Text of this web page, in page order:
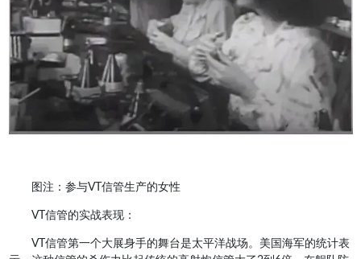
图注：参与VT信管生产的女性
VT信管的实战表现：
VT信管第一个大展身手的舞台是太平洋战场。美国海军的统计表